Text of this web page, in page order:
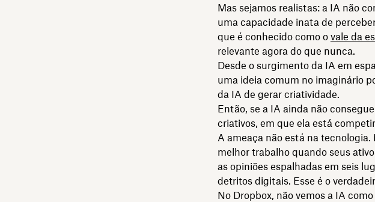
Mas sejamos realistas: a IA não
uma capacidade inata de
que é conhecido como o vale da
relevante agora do que nunca.
Desde o surgimento da IA em
uma ideia comum no imaginário
da IA de gerar criatividade.
Então, se a IA ainda não
criativos, em que ela está
A ameaça não está na
melhor trabalho quando seus
as opiniões espalhadas em seis
detritos digitais. Esse é o
No Dropbox, não vemos a IA